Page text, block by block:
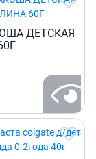
ДЕТСКАЯ